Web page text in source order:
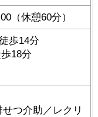
（休憩60分）
歩14分
18分
つ介助／レクリ